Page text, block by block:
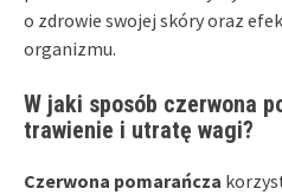
o zdrowie swojej skóry oraz
organizmu.
W jaki sposób czerwona
trawienie i utratę wagi?
Czerwona pomarańcza